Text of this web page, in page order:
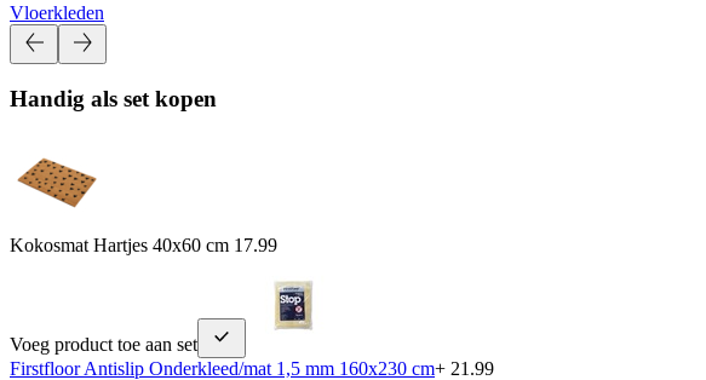
Vloerkleden
Handig als set kopen
Kokosmat Hartjes 40x60 cm 17.99
Voeg product toe aan set
Firstfloor Antislip Onderkleed/mat 1,5 mm 160x230 cm+ 21.99